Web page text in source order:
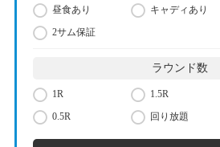
昼食あり キャディあり
2サム保証
ラウンド数
1R 1.5R
0.5R
回り放題